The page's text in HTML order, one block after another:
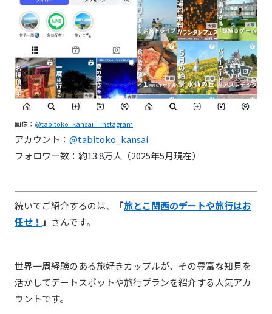
画像： @tabitoko_kansai｜Instagraｍ
アカウント： @tabitoko_kansai
フォロワー数：約13.8万人（2025年5月現在）
続いてご紹介するのは、 「旅とこ関西のデートや旅行はお
任せ！ 」 さんです。
世界一周経験のある旅好きカップルが、その豊富な知見を
活かしてデートスポットや旅行プランを紹介する人気アカ
ウントです。